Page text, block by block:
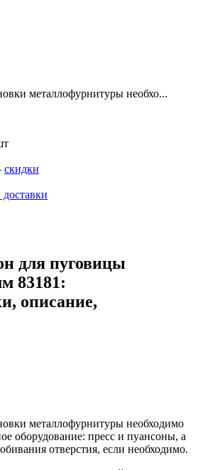
металлофурнитуры необхо...
скидки
для пуговицы
83181:
описание,
металлофурнитуры необходимо
оборудование: пресс и пуансоны, а
отверстия, если необходимо.